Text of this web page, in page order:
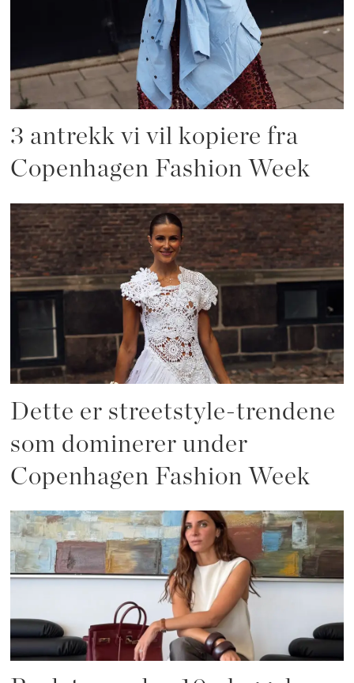
3 antrekk vi vil kopiere fra
Copenhagen Fashion Week
Dette er streetstyle-trendene
som dominerer under
Copenhagen Fashion Week